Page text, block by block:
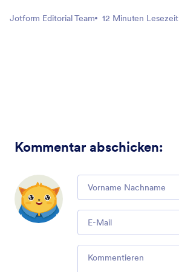
Jotform Editorial Team 12 Minuten Lesezeit
Kommentar abschicken:
Comment
Email
Comment